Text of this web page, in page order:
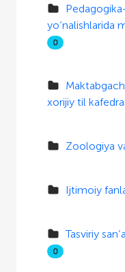
yo‘nalishlarida
0
xorijiy til
Zoologiya
Ijtimoiy
Tasviriy
0